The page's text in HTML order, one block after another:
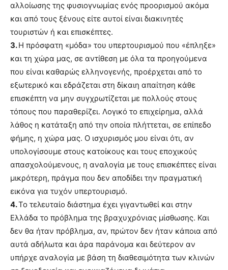
αλλοίωσης της φυσιογνωμίας ενός προορισμού ακόμα
και από τους ξένους είτε αυτοί είναι διακινητές
τουριστών ή και επισκέπτες.
3.Η πρόσφατη «μόδα» του υπερτουρισμού που «έπληξε»
και τη χώρα μας, σε αντίθεση με όλα τα προηγούμενα
που είναι καθαρώς ελληνογενής, προέρχεται από το
εξωτερικό και εδράζεται στη δίκαιη απαίτηση κάθε
επισκέπτη να μην συγχρωτίζεται με πολλούς στους
τόπους που παραθερίζει. Λογικό το επιχείρημα, αλλά
λάθος η κατάταξη από την οποία πλήττεται, σε επίπεδο
φήμης, η χώρα μας. Ο ισχυρισμός μου είναι ότι, αν
υπολογίσουμε στους κατοίκους και τους εποχικούς
απασχολούμενους, η αναλογία με τους επισκέπτες είναι
μικρότερη, πράγμα που δεν αποδίδει την πραγματική
εικόνα για τυχόν υπερτουρισμό.
4.Το τελευταίο διάστημα έχει γιγαντωθεί και στην
Ελλάδα το πρόβλημα της βραχυχρόνιας μίσθωσης. Και
δεν θα ήταν πρόβλημα, αν, πρώτον δεν ήταν κάποια από
αυτά αδήλωτα και άρα παράνομα και δεύτερον αν
υπήρχε αναλογία με βάση τη διαθεσιμότητα των κλινών